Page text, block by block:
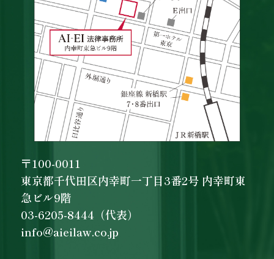
〒100-0011
東京都千代田区内幸町一丁目3番2号 内幸町東
急ビル9階
03-6205-8444（代表）
info@aieilaw.co.jp